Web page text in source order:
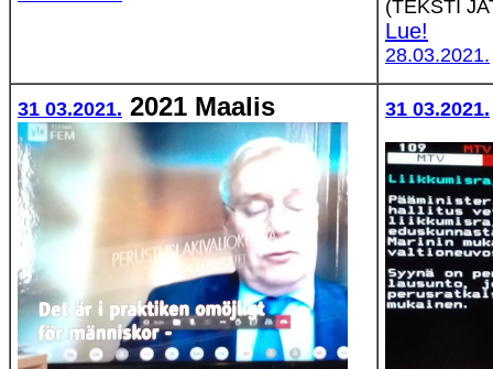
(TEKSTI
Lue!
28.03.2021.
31 03.2021. 2021 Maalis 31 03.2021.